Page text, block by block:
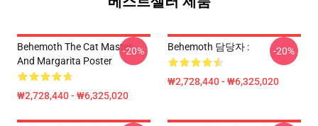
Behemoth The Cat Master
And Margarita Poster
₩2,728,440 - ₩6,325,020
-20% Behemoth 담당자 :
₩2,728,440 - ₩6,325,020
-20%